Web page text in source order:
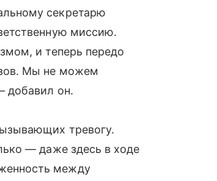
секретарю
миссию.
и теперь передо
Мы не можем
добавил он.
тревогу.
— даже здесь в ходе
между